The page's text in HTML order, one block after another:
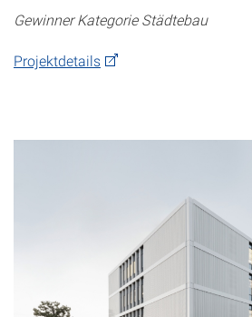
Gewinner Kategorie Städtebau
Projektdetails